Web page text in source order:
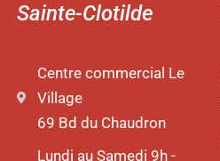
Sainte-Clotilde
Centre commercial Le
Village
69 Bd du Chaudron
Lundi au Samedi 9h -